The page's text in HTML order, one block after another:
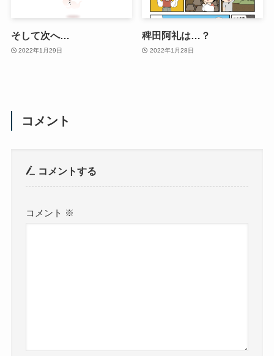
そして次へ…
2022年1月29日
稗田阿礼は…？
2022年1月28日
コメント
コメントする
コメント ※